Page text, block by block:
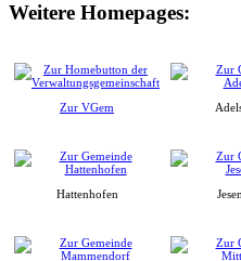
Weitere Homepages:
Zur VGem
Hattenhofen